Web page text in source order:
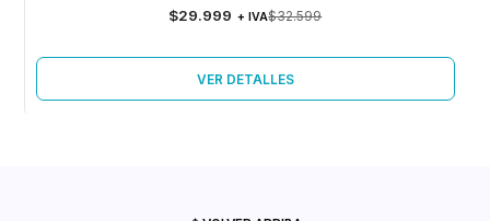
$29.999 + IVA$32.599
VER DETALLES